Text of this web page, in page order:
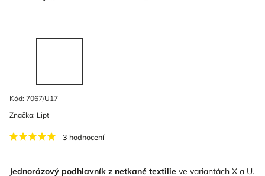
Kód: 7067/U17
3 hodnocení
Jednorázový podhlavník z netkané textilie ve variantách X a U.
Značka: Lipt